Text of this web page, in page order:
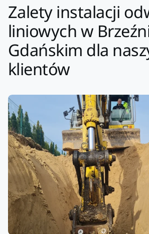
Zalety instalacji
liniowych w
Gdańskim dla
klientów